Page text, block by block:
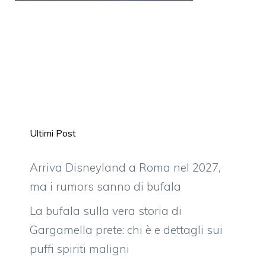
Ultimi Post
Arriva Disneyland a Roma nel 2027,
ma i rumors sanno di bufala
La bufala sulla vera storia di
Gargamella prete: chi è e dettagli sui
puffi spiriti maligni